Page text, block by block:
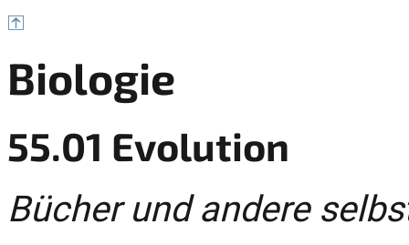
Biologie
55.01 Evolution
Bücher und andere